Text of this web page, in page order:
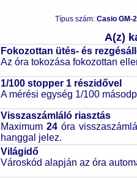
Típus szám: Casio GM-
A(z)
Fokozottan ütés- és
Az óra tokozása fokozottan
1/100 stopper 1 részidővel
A mérési egység 1/100
Visszaszámláló riasztás
Maximum24 óra
hanggal jelez.
Világidő
Városkód alapján az óra